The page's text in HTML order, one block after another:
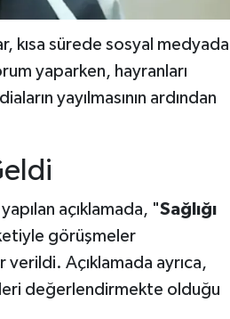
kısa sürede sosyal medyada
yaparken, hayranları
yayılmasının ardından
açıklamada, "Sağlığı
görüşmeler
Açıklamada ayrıca,
değerlendirmekte olduğu